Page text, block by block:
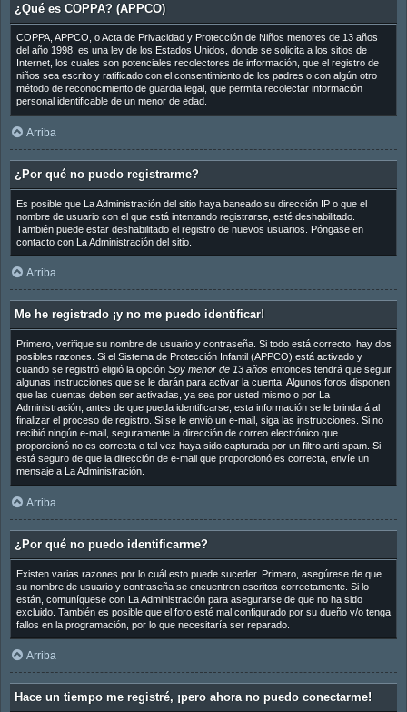
¿Qué es COPPA? (APPCO)
COPPA, APPCO, o Acta de Privacidad y Protección de Niños menores de 13 años
del año 1998, es una ley de los Estados Unidos, donde se solicita a los sitios de
Internet, los cuales son potenciales recolectores de información, que el registro de
niños sea escrito y ratificado con el consentimiento de los padres o con algún otro
método de reconocimiento de guardia legal, que permita recolectar información
personal identificable de un menor de edad.
Arriba
¿Por qué no puedo registrarme?
Es posible que La Administración del sitio haya baneado su dirección IP o que el
nombre de usuario con el que está intentando registrarse, esté deshabilitado.
También puede estar deshabilitado el registro de nuevos usuarios. Póngase en
contacto con La Administración del sitio.
Arriba
Me he registrado ¡y no me puedo identificar!
Primero, verifique su nombre de usuario y contraseña. Si todo está correcto, hay dos
posibles razones. Si el Sistema de Protección Infantil (APPCO) está activado y
cuando se registró eligió la opción Soy menor de 13 añosentonces tendrá que seguir
algunas instrucciones que se le darán para activar la cuenta. Algunos foros disponen
que las cuentas deben ser activadas, ya sea por usted mismo o por La
Administración, antes de que pueda identificarse; esta información se le brindará al
finalizar el proceso de registro. Si se le envió un e-mail, siga las instrucciones. Si no
recibió ningún e-mail, seguramente la dirección de correo electrónico que
proporcionó no es correcta o tal vez haya sido capturada por un filtro anti-spam. Si
está seguro de que la dirección de e-mail que proporcionó es correcta, envíe un
mensaje a La Administración.
Arriba
¿Por qué no puedo identificarme?
Existen varias razones por lo cuál esto puede suceder. Primero, asegúrese de que
su nombre de usuario y contraseña se encuentren escritos correctamente. Si lo
están, comuníquese con La Administración para asegurarse de que no ha sido
excluido. También es posible que el foro esté mal configurado por su dueño y/o tenga
fallos en la programación, por lo que necesitaría ser reparado.
Arriba
Hace un tiempo me registré, ¡pero ahora no puedo conectarme!